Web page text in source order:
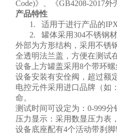
Code)》、《GB4208-2017
产品特性
1. 适用于进行产品的
2. 罐体采用304不锈钢
外部为方形结构，采用不锈
全透明法兰盖 ，方便在测试
设备上方罐盖采用8个带环
设备安装有安佺阀，超过额
电控元件采用进口品牌（如
命。
测试时间可设定为：0-999
压力显示：采用数显压力表
设备底座配有4个活动带刹脚